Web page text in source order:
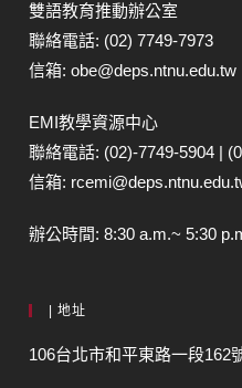
雙語教育推動辦公室
聯絡電話: (02) 7749-7973
信箱: obe@deps.ntnu.edu.tw
EMI教學資源中心
聯絡電話: (02)-7749-5904 |
信箱:
辦公時間: 8:30 a.m.~ 5:30
| 地址
106台北市和平東路一段162